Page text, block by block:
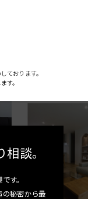
ております。
す。
談。
す。
の秘密から最